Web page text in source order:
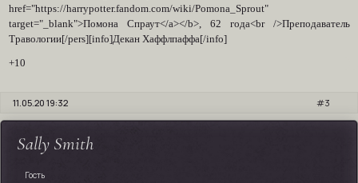
href="https://harrypotter.fandom.com/wiki/Pomona_Sprout"
target="_blank">Помона Спраут</a></b>, 62 года<br />Преподаватель
Травологии[/pers][info]Декан Хаффлпаффа[/info]
+10
3
11.05.20 19:32
Sally Smith
Гость